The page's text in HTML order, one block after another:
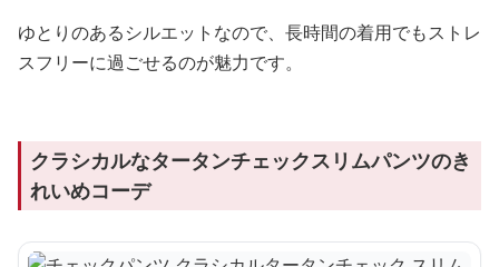
ゆとりのあるシルエットなので、長時間の着用でもストレ
スフリーに過ごせるのが魅力です。
クラシカルなタータンチェックスリムパンツのき
れいめコーデ